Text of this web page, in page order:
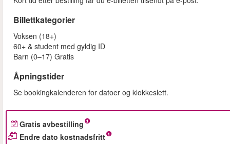
Billettkategorier
Voksen (18+)
60+ & student med gyldig ID
Barn (0–17) Gratis
Åpningstider
Se bookingkalenderen for datoer og klokkeslett.
Gratis avbestilling
Endre dato kostnadsfritt